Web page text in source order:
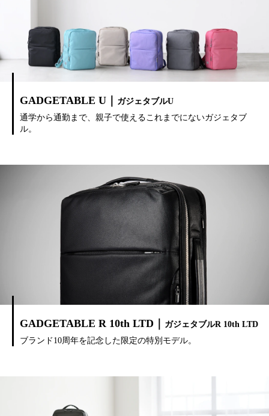
GADGETABLE U｜
ガジェタブルU
通学から通勤まで、親子で使えるこれまでにないガジェタブ
ル。
GADGETABLE R 10th LTD｜
ガジェタブルR 10th LTD
ブランド10周年を記念した限定の特別モデル。